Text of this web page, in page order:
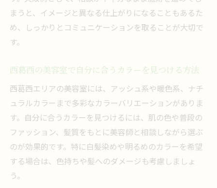
まうと、イメージと異なる仕上がりになることもあるた
め、しっかりとコミュニケーションを取ることが大切で
す。
西葛西の美容室で自分に合うカラーを見つける方法
西葛西エリアの美容室には、アッシュ系や暖色系、ナチ
ュラルカラーまで多彩なカラーバリエーションがありま
す。自分に合うカラーを見つけるには、肌の色や普段の
ファッション、髪質をもとに美容師と相談しながら選ぶ
のが効果的です。特に白髪染めや明るめのカラーを希望
する場合は、色持ちや髪へのダメージも考慮しましょ
う。